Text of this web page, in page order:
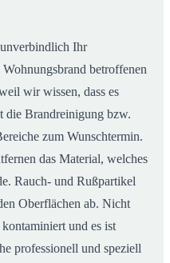
Ihr
betroffenen
wir wissen, dass es
die Brandreinigung bzw.
zum Wunschtermin.
das Material, welches
Rauch- und Rußpartikel
Oberflächen ab. Nicht
und es ist
professionell und speziell